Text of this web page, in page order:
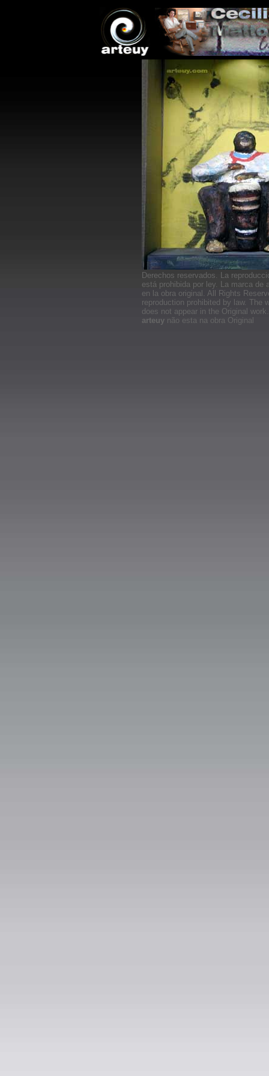
Derechos reservados. La
está prohibida por ley. La marca de
en la obra original. All Rights
reproduction prohibited by law. The
does not appear in the Original
arteuy não esta na obra Original